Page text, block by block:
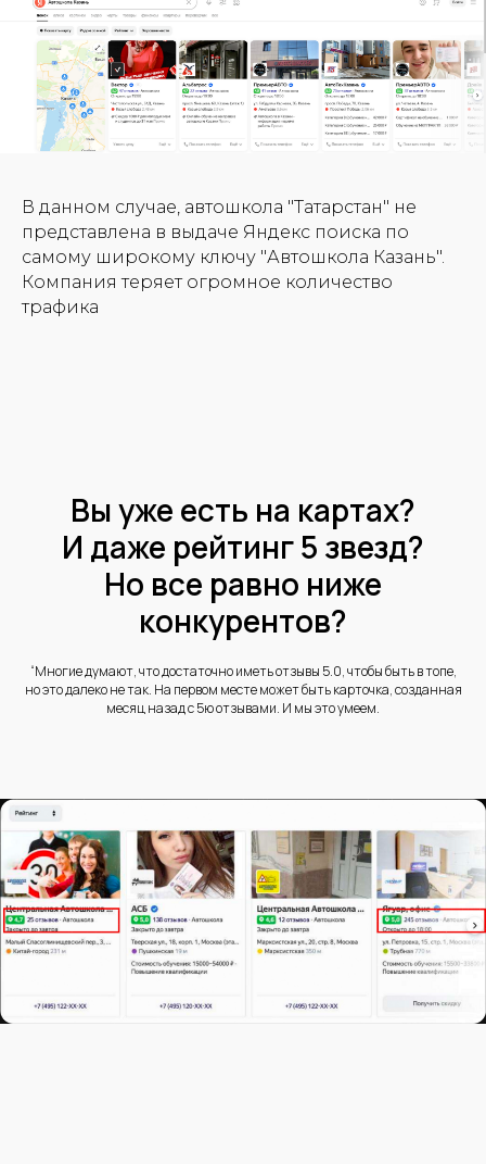
В данном случае, автошкола "Татарстан" не
представлена в выдаче Яндекс поиска по
самому широкому ключу "Автошкола Казань".
Компания теряет огромное количество
трафика
Вы уже есть на картах?
И даже рейтинг 5 звезд?
Но все равно ниже
конкурентов?
“Многие думают, что достаточно иметь отзывы 5.0, чтобы быть в топе,
но это далеко не так. На первом месте может быть карточка, созданная
месяц назад с 5ю отзывами. И мы это умеем.